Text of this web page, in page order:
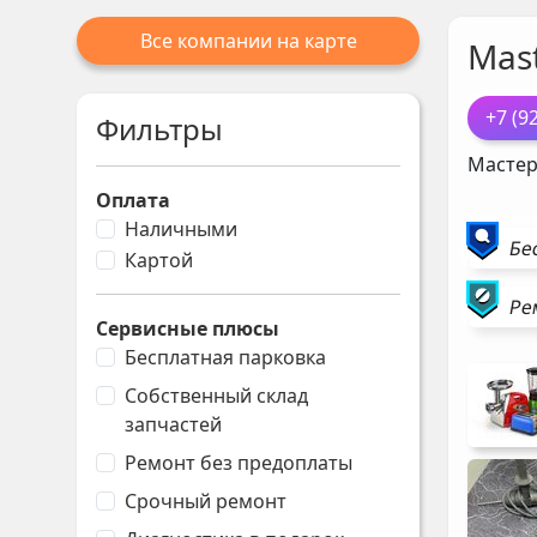
Все компании на карте
Фильтры
Оплата
Наличными
Картой
Сервисные плюсы
Бесплатная парковка
Собственный склад
запчастей
Ремонт без предоплаты
Срочный ремонт
+7